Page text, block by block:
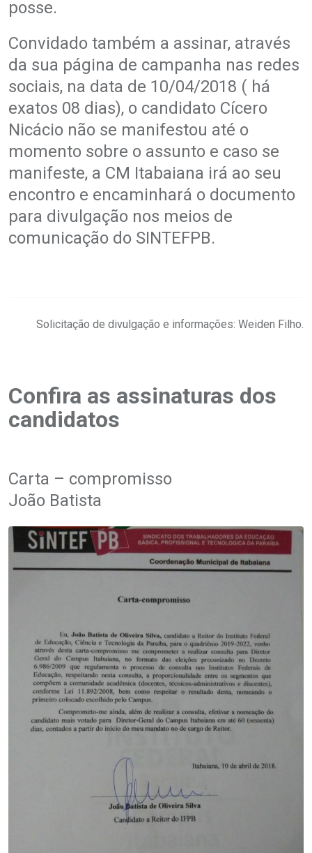
posse.
Convidado também a assinar, através
da sua página de campanha nas redes
sociais, na data de 10/04/2018 ( há
exatos 08 dias), o candidato Cícero
Nicácio não se manifestou até o
momento sobre o assunto e caso se
manifeste, a CM Itabaiana irá ao seu
encontro e encaminhará o documento
para divulgação nos meios de
comunicação do SINTEFPB.
Solicitação de divulgação e informações: Weiden Filho.
Confira as assinaturas dos
candidatos
Carta – compromisso
João Batista